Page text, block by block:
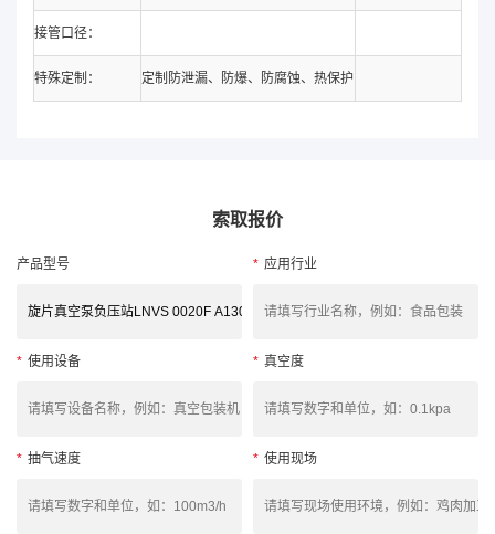
接管口径：
特殊定制： 定制防泄漏、防爆、防腐蚀、热保护
索取报价
产品型号 * 应用行业
* 使用设备 * 真空度
* 抽气速度 * 使用现场